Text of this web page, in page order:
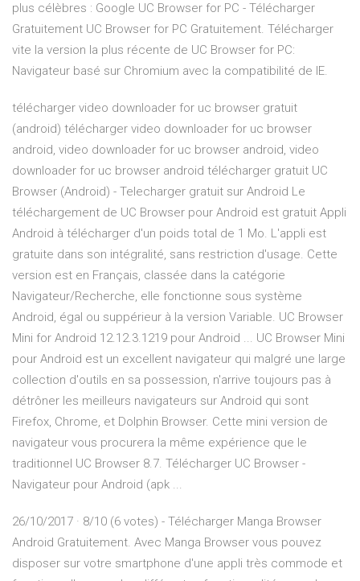
plus célèbres : Google UC Browser for PC - Télécharger
Gratuitement UC Browser for PC Gratuitement. Télécharger
vite la version la plus récente de UC Browser for PC:
Navigateur basé sur Chromium avec la compatibilité de IE.
télécharger video downloader for uc browser gratuit
(android) télécharger video downloader for uc browser
android, video downloader for uc browser android, video
downloader for uc browser android télécharger gratuit UC
Browser (Android) - Telecharger gratuit sur Android Le
téléchargement de UC Browser pour Android est gratuit Appli
Android à télécharger d'un poids total de 1 Mo. L'appli est
gratuite dans son intégralité, sans restriction d'usage. Cette
version est en Français, classée dans la catégorie
Navigateur/Recherche, elle fonctionne sous système
Android, égal ou suppérieur à la version Variable. UC Browser
Mini for Android 12.12.3.1219 pour Android ... UC Browser Mini
pour Android est un excellent navigateur qui malgré une large
collection d'outils en sa possession, n'arrive toujours pas à
détrôner les meilleurs navigateurs sur Android qui sont
Firefox, Chrome, et Dolphin Browser. Cette mini version de
navigateur vous procurera la même expérience que le
traditionnel UC Browser 8.7. Télécharger UC Browser -
Navigateur pour Android (apk ...
26/10/2017 · 8/10 (6 votes) - Télécharger Manga Browser
Android Gratuitement. Avec Manga Browser vous pouvez
disposer sur votre smartphone d'une appli très commode et